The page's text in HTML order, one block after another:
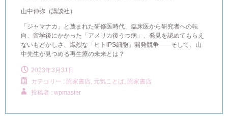
山中伸弥（講談社）
「ジャマナカ」と蔑まれた研修医時代、臨床医から研究者への転
向、留学後にかかった「アメリカ後うつ病」、発見を認めてもらえ
ないもどかしさ、熾烈な「ヒトiPS細胞」開発競争――そして、山
中先生が見つめる再生療の未来とは？
2023年3月31日
カテゴリー : 附家書店, 元気ことば 附家書店
投稿者 : wpmaster